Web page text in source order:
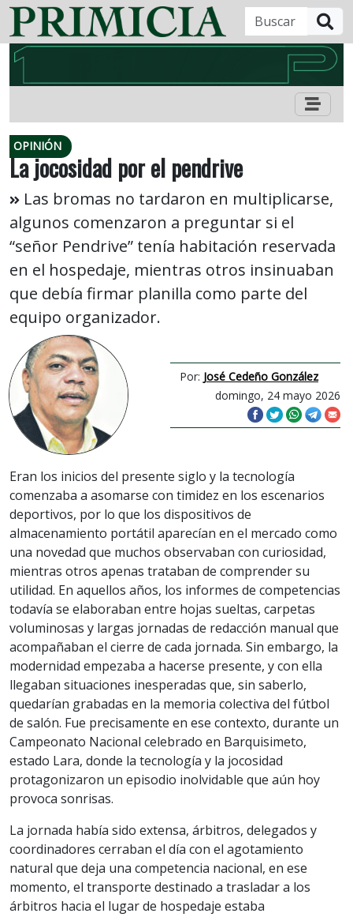
OPINIÓN
La jocosidad por el pendrive
Las bromas no tardaron en multiplicarse,
algunos comenzaron a preguntar si el
“señor Pendrive” tenía habitación reservada
en el hospedaje, mientras otros insinuaban
que debía firmar planilla como parte del
equipo organizador.
Por: José Cedeño González
domingo, 24 mayo 2026
Eran los inicios del presente siglo y la tecnología
comenzaba a asomarse con timidez en los escenarios
deportivos, por lo que los dispositivos de
almacenamiento portátil aparecían en el mercado como
una novedad que muchos observaban con curiosidad,
mientras otros apenas trataban de comprender su
utilidad. En aquellos años, los informes de competencias
todavía se elaboraban entre hojas sueltas, carpetas
voluminosas y largas jornadas de redacción manual que
acompañaban el cierre de cada jornada. Sin embargo, la
modernidad empezaba a hacerse presente, y con ella
llegaban situaciones inesperadas que, sin saberlo,
quedarían grabadas en la memoria colectiva del fútbol
de salón. Fue precisamente en ese contexto, durante un
Campeonato Nacional celebrado en Barquisimeto,
estado Lara, donde la tecnología y la jocosidad
protagonizaron un episodio inolvidable que aún hoy
provoca sonrisas.
La jornada había sido extensa, árbitros, delegados y
coordinadores cerraban el día con el agotamiento
natural que deja una competencia nacional, en ese
momento, el transporte destinado a trasladar a los
árbitros hacia el lugar de hospedaje estaba